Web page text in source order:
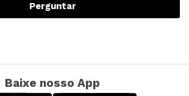
Perguntar
Baixe nosso App